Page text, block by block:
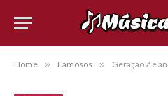
Home » Famosos » Geração Z e